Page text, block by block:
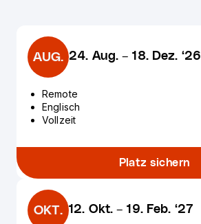
AUG. 24. Aug. –18. Dez. ‘26
Remote
Englisch
Vollzeit
Platz sichern
OKT. 12. Okt. –19. Feb. ‘27